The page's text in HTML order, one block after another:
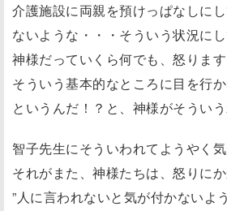
介護施設に両親を預けっぱなしに
ないような・・・そういう状況にし
神様だっていくら何でも、怒ります
そういう基本的なところに目を行
というんだ！？と、神様がそういう
智子先生にそういわれてようやく気
それがまた、神様たちは、怒りにか
”人に言われないと気が付かないよ